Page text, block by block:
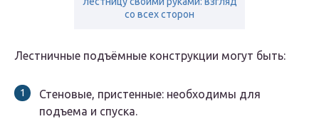
со всех сторон
Лестничные подъёмные конструкции могут быть:
Стеновые, пристенные: необходимы для
подъема и спуска.